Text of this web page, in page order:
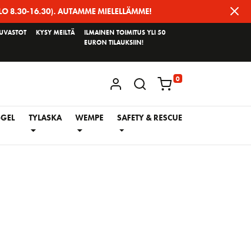
8.30-16.30). AUTAMME MIELELLÄMME!
KYSY MEILTÄ
ILMAINEN TOIMITUS YLI 50
EURON TILAUKSIIN!
KIRJAUDU / REKISTERÖIDY
0
TYLASKA WEMPE SAFETY & RESCUE